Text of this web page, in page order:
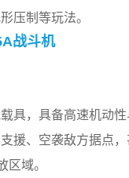
压制等玩法。
战斗机
具，具备高速机动性
援、空袭敌方据点，
区域。